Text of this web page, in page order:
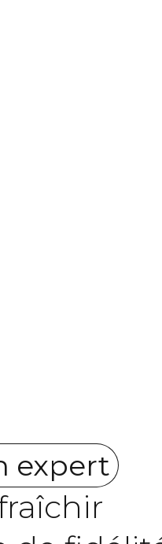
expert